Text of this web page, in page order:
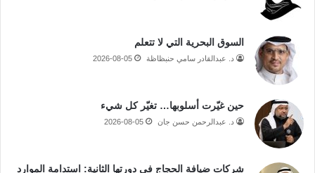
السوق البحرية التي لا تتعلم
د. عبدالقادر سامي حنبظاظة 2026-08-05
حين غيّرت أسلوبها… تغيّر كل شيء
د. عبدالرحمن حسن جان 2026-08-05
شركات ضيافة الحجاج في دورتها الثانية: استدامة الموارد